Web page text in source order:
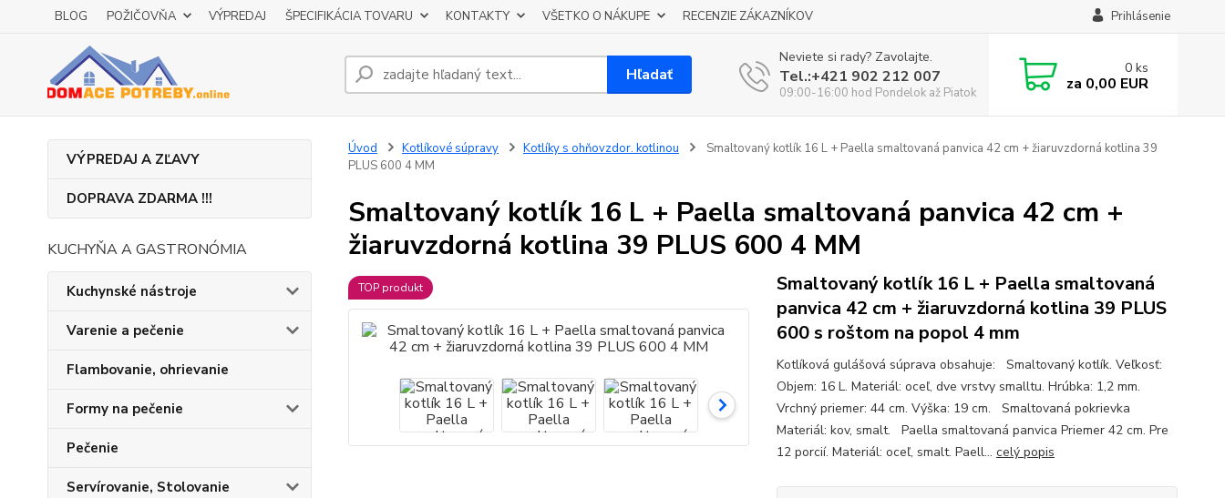
BLOG POŽIČOVŇA VÝPREDAJ ŠPECIFIKÁCIA TOVARU KONTAKTY VŠETKO O NÁKUPE RECENZIE ZÁKAZNÍKOV Prihlásenie
Hľadať
Neviete si rady? Zavolajte.
Tel.:+421 902 212 007
09:00-16:00 hod Pondelok až Piatok
0 ks
za 0,00 EUR
VÝPREDAJ A ZĽAVY
DOPRAVA ZDARMA !!!
KUCHYŇA A GASTRONÓMIA
Kuchynské nástroje
Varenie a pečenie
Flambovanie, ohrievanie
Formy na pečenie
Pečenie
Servírovanie, Stolovanie
Úvod Kotlíkové súpravy Kotlíky s ohňovzdor. kotlinou
Smaltovaný kotlík 16 L + Paella smaltovaná panvica 42 cm + žiaruvzdorná kotlina 39
PLUS 600 4 MM
Smaltovaný kotlík 16 L + Paella smaltovaná panvica 42 cm +
žiaruvzdorná kotlina 39 PLUS 600 4 MM
TOP produkt
Smaltovaný kotlík 16 L + Paella smaltovaná
panvica 42 cm + žiaruvzdorná kotlina 39 PLUS
600 s roštom na popol 4 mm
Kotlíková gulášová súprava obsahuje: Smaltovaný kotlík. Veľkosť:
Objem: 16 L. Materiál: oceľ, dve vrstvy smalltu. Hrúbka: 1,2 mm.
Vrchný priemer: 44 cm. Výška: 19 cm. Smaltovaná pokrievka
Materiál: kov, smalt. Paella smaltovaná panvica Priemer 42 cm. Pre
12 porcií. Materiál: oceľ, smalt. Paell... celý popis